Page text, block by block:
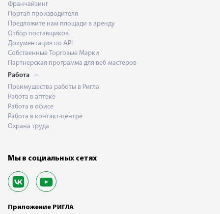
Франчайзинг
Портал производителя
Предложите нам площади в аренду
Отбор поставщиков
Документация по API
Собственные Торговые Марки
Партнерская программа для веб-мастеров
Работа
Преимущества работы в Ригла
Работа в аптеке
Работа в офисе
Работа в контакт-центре
Охрана труда
Мы в социальных сетях
Приложение РИГЛА